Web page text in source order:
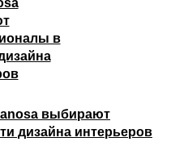
выбирают
дизайна интерьеров